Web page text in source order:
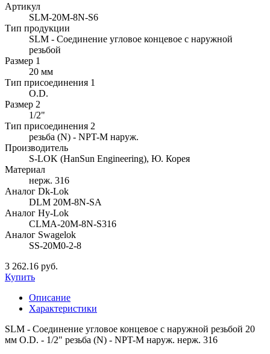
Артикул
SLM-20M-8N-S6
Тип продукции
SLM - Соединение угловое концевое с наружной
резьбой
Размер 1
20 мм
Тип присоединения 1
O.D.
Размер 2
1/2"
Тип присоединения 2
резьба (N) - NPT-M наруж.
Производитель
S-LOK (HanSun Engineering), Ю. Корея
Материал
нерж. 316
Аналог Dk-Lok
DLM 20M-8N-SA
Аналог Hy-Lok
CLMA-20M-8N-S316
Аналог Swagelok
SS-20M0-2-8
3 262.16 руб.
Купить
Описание
Характеристики
SLM - Соединение угловое концевое с наружной резьбой 20
мм O.D. - 1/2" резьба (N) - NPT-M наруж. нерж. 316